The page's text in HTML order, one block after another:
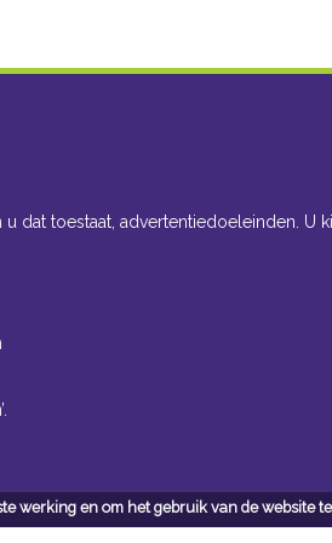
werking en om het gebruik van de website
ons
dat toestaat, advertentiedoeleinden. U